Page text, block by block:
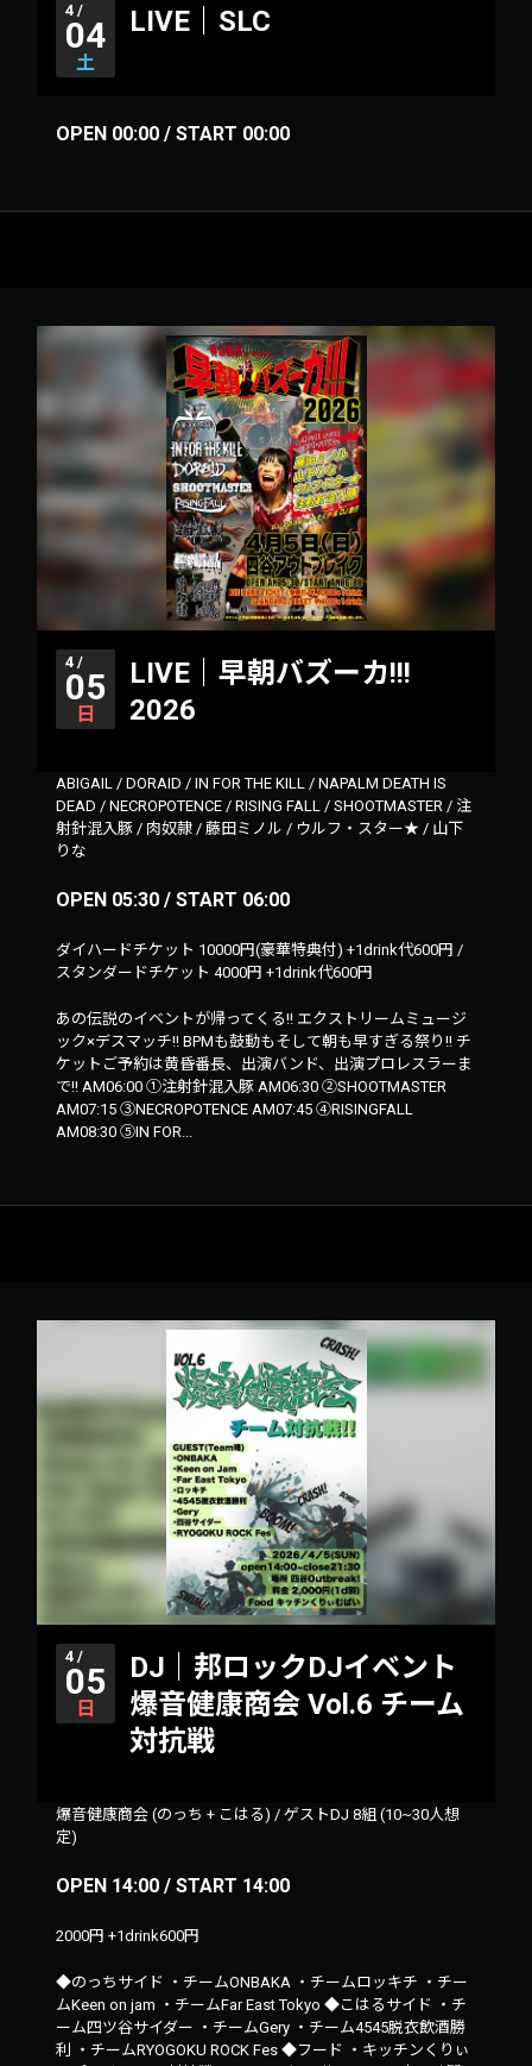
4 /
04
土
LIVE｜SLC
OPEN 00:00 / START 00:00
4 /
05
日
LIVE｜早朝バズーカ!!!
2026
ABIGAIL / DORAID / IN FOR THE KILL / NAPALM DEATH IS
DEAD / NECROPOTENCE / RISING FALL / SHOOTMASTER / 注
射針混入豚 / 肉奴隷 / 藤田ミノル / ウルフ・スター★ / 山下
りな
OPEN 05:30 / START 06:00
ダイハードチケット 10000円(豪華特典付) +1drink代600円 /
スタンダードチケット 4000円 +1drink代600円
あの伝説のイベントが帰ってくる!! エクストリームミュージ
ック×デスマッチ!! BPMも鼓動もそして朝も早すぎる祭り!! チ
ケットご予約は黄昏番長、出演バンド、出演プロレスラーま
で!! AM06:00 ①注射針混入豚 AM06:30 ②SHOOTMASTER
AM07:15 ③NECROPOTENCE AM07:45 ④RISINGFALL
AM08:30 ⑤IN FOR...
4 /
05
日
DJ｜邦ロックDJイベント
爆音健康商会 Vol.6 チーム
対抗戦
爆音健康商会 (のっち + こはる) / ゲストDJ 8組 (10~30人想
定)
OPEN 14:00 / START 14:00
2000円 +1drink600円
◆のっちサイド ・チームONBAKA ・チームロッキチ ・チー
ムKeen on jam ・チームFar East Tokyo ◆こはるサイド ・チ
ーム四ツ谷サイダー ・チームGery ・チーム4545脱衣飲酒勝
利 ・チームRYOGOKU ROCK Fes ◆フード ・キッチンくりぃ